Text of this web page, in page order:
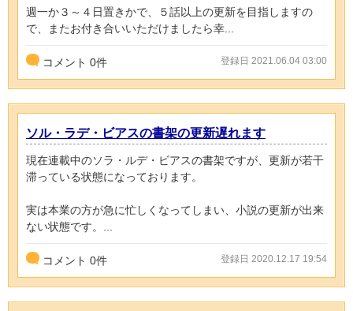
週一か３～４日置きかで、５話以上の更新を目指しますの
で、またお付き合いいただけましたら幸...
コメント 0件 登録日 2021.06.04 03:00
ソル・ラデ・ビアスの書架の更新遅れます
現在連載中のソラ・ルデ・ビアスの書架ですが、更新が若干
滞っている状態になっております。
実は本業の方が急に忙しくなってしまい、小説の更新が出来
ない状態です。...
コメント 0件 登録日 2020.12.17 19:54